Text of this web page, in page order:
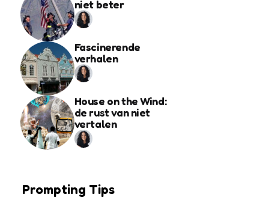
niet beter
Fascinerende
verhalen
House on the Wind:
de rust van niet
vertalen
Prompting Tips